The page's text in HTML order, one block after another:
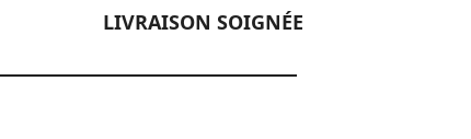
LIVRAISON SOIGNÉE